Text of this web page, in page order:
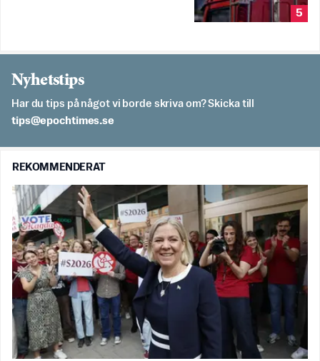
5
Nyhetstips
Har du tips på något vi borde skriva om? Skicka till
es.semithcope@spit
REKOMMENDERAT